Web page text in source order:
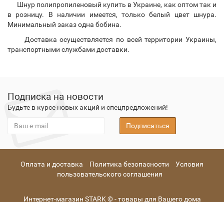
Шнур полипропиленовый купить в Украине, как оптом так и
в розницу. В наличии имеется, только белый цвет шнура.
Минимальный заказ одна бобина.
Доставка осуществляется по всей территории Украины,
транспортными службами доставки.
Подписка на новости
Будьте в курсе новых акций и спецпредложений!
Подписаться
Оплата и доставка Политика безопасности
Условия
пользовательского соглашения
Интернет-магазин STARK © - товары для Вашего дома